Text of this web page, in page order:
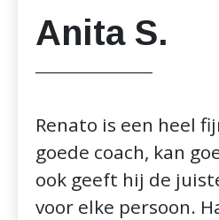
Anita S.
Renato is een heel
goede coach, kan
ook geeft hij de
voor elke persoon.